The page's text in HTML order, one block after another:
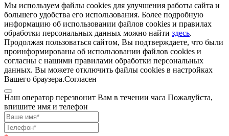
Мы используем файлы cookies для улучшения работы сайта и
большего удобства его использования. Более подробную
информацию об использовании файлов cookies и правилах
обработки персональных данных можно найти здесь.
Продолжая пользоваться сайтом, Вы подтверждаете, что были
проинформированы об использовании файлов cookies и
согласны с нашими правилами обработки персональных
данных. Вы можете отключить файлы cookies в настройках
Вашего браузера.Согласен
Наш оператор перезвонит Вам в течении часа Пожалуйста,
впишите имя и телефон